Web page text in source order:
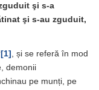
şi s-a
şi s-au zguduit,
[1] , și se referă în mod
demonii
pe munți, pe